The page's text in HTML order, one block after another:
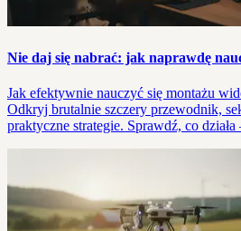
Nie daj się nabrać: jak naprawdę
Jak efektywnie nauczyć się montażu
Odkryj brutalnie szczery przewodnik,
praktyczne strategie. Sprawdź, co działa